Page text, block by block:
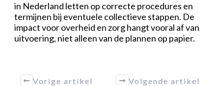
in Nederland letten op correcte procedures en
termijnen bij eventuele collectieve stappen. De
impact voor overheid en zorg hangt vooral af van
uitvoering, niet alleen van de plannen op papier.
Vorige artikel Volgende artikel